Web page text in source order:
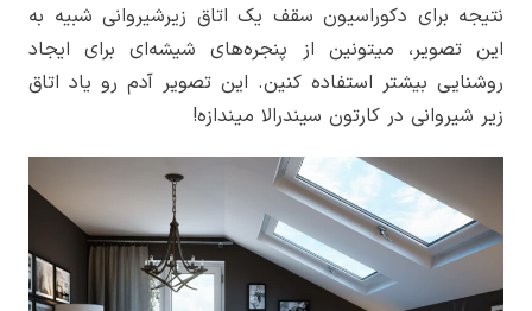
نتیجه برای دکوراسیون سقف یک اتاق زیرشیروانی شبیه به
این تصویر، میتونین از پنجره‌های شیشه‌ای برای ایجاد
روشنایی بیشتر استفاده کنین. این تصویر آدم رو یاد اتاق
زیر شیروانی در کارتون سیندرالا میندازه!